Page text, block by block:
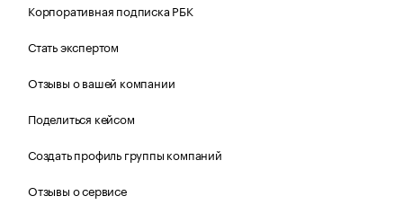
Корпоративная подписка РБК
Стать экспертом
Отзывы о вашей компании
Поделиться кейсом
Создать профиль группы компаний
Отзывы о сервисе